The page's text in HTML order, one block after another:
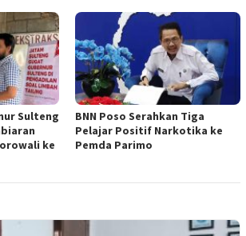
Sulteng
ke
BNN Poso Serahkan Tiga
Pelajar Positif Narkotika ke
Pemda Parimo